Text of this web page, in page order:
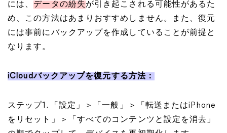
には、 データの紛失が引き起こされる可能性があるた
め、この方法はあまりおすすめしません。また、復元
には事前にバックアップを作成していることが前提と
なります。
iCloudバックアップを復元する方法：
ステップ1. 「設定」＞「一般」＞「転送またはiPhone
をリセット」＞「すべてのコンテンツと設定を消去」